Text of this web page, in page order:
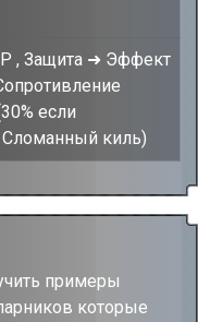
, Защита ➜ Эффект
если
Сломанный киль)
примеры
которые